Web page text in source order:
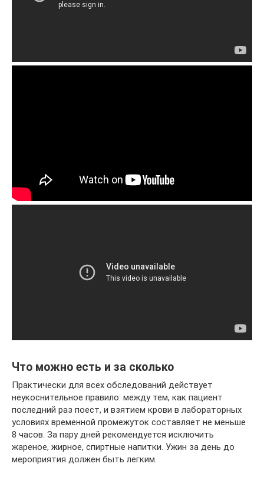
Что можно есть и за сколько
Практически для всех обследований действует
неукоснительное правило: между тем, как пациент
последний раз поест, и взятием крови в лабораторных
условиях временной промежуток составляет не меньше
8 часов. За пару дней рекомендуется исключить
жареное, жирное, спиртные напитки. Ужин за день до
мероприятия должен быть легким.